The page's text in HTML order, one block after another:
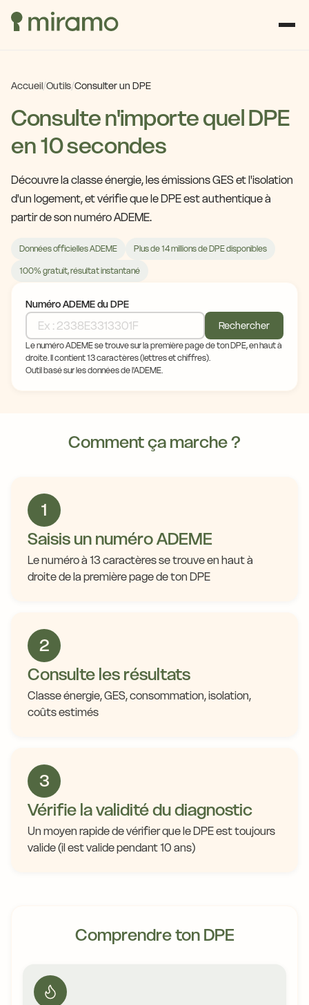
Accueil/Outils/Consulter un DPE
Consulte n'importe quel DPE
en 10 secondes
Découvre la classe énergie, les émissions GES et l'isolation
d'un logement, et vérifie que le DPE est authentique à
partir de son numéro ADEME.
Données officielles ADEME Plus de 14 millions de DPE disponibles
100% gratuit, résultat instantané
Numéro ADEME du DPE
Rechercher
Le numéro ADEME se trouve sur la première page de ton DPE, en haut à
droite. Il contient 13 caractères (lettres et chiffres).
Outil basé sur les données de l'ADEME.
Comment ça marche ?
1
Saisis un numéro ADEME
Le numéro à 13 caractères se trouve en haut à
droite de la première page de ton DPE
2
Consulte les résultats
Classe énergie, GES, consommation, isolation,
coûts estimés
3
Vérifie la validité du diagnostic
Un moyen rapide de vérifier que le DPE est toujours
valide (il est valide pendant 10 ans)
Comprendre ton DPE